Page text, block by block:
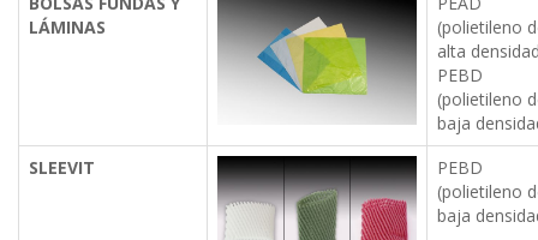
LÁMINAS
(polietileno
alta
PEBD
(polietileno
baja
SLEEVIT
PEBD
(polietileno
baja